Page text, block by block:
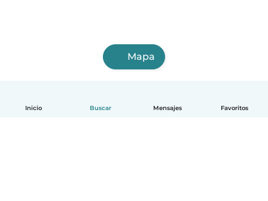
Inicio Buscar Mensajes Favoritos
Mapa